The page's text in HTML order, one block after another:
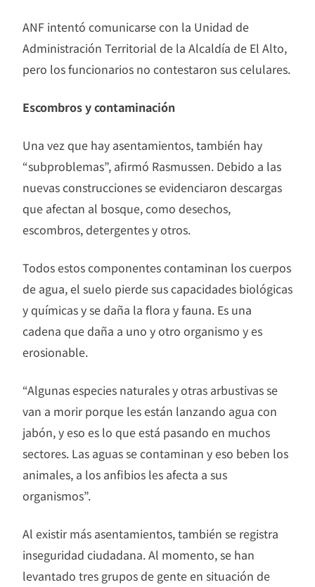
ANF intentó comunicarse con la Unidad de
Administración Territorial de la Alcaldía de El Alto,
pero los funcionarios no contestaron sus celulares.
Escombros ycontaminación
Una vez que hay asentamientos, también hay
“subproblemas”, afirmó Rasmussen. Debido a las
nuevas construcciones se evidenciaron descargas
que afectan al bosque, como desechos,
escombros, detergentes y otros.
Todos estos componentes contaminan los cuerpos
de agua, el suelo pierde sus capacidades biológicas
y químicas y se daña la flora y fauna. Es una
cadena que daña a uno y otro organismo y es
erosionable.
“Algunas especies naturales y otras arbustivas se
van a morir porque les están lanzando agua con
jabón, y eso es lo que está pasando en muchos
sectores. Las aguas se contaminan y eso beben los
animales, a los anfibios les afecta a sus
organismos”.
Al existir más asentamientos, también se registra
inseguridad ciudadana. Al momento, se han
levantado tres grupos de gente en situación de